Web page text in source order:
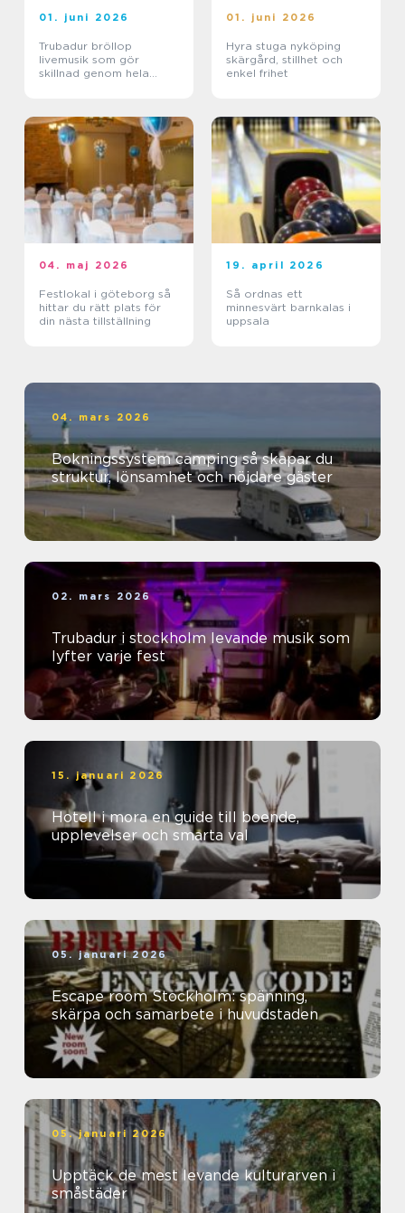
01. juni 2026
Trubadur bröllop
livemusik som gör
skillnad genom hela
01. juni 2026
Hyra stuga nyköping
skärgård, stillhet och
enkel frihet
04. maj 2026
Festlokal i göteborg så
hittar du rätt plats för
din nästa tillställning
19. april 2026
Så ordnas ett
minnesvärt barnkalas i
uppsala
04. mars 2026
Bokningssystem camping så skapar du
struktur, lönsamhet och nöjdare gäster
02. mars 2026
Trubadur i stockholm levande musik som
lyfter varje fest
15. januari 2026
Hotell i mora en guide till boende,
upplevelser och smarta val
05. januari 2026
Escape room Stockholm: spänning,
skärpa och samarbete i huvudstaden
05. januari 2026
Upptäck de mest levande kulturarven i
småstäder